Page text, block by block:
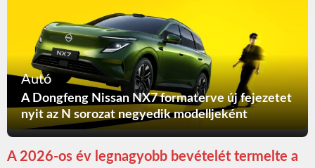
Autó
A Dongfeng Nissan NX7 formaterve új fejezetet
nyit az N sorozat negyedik modelljeként
A 2026-os év legnagyobb bevételét termelte a